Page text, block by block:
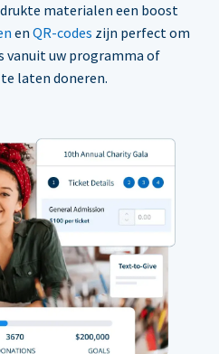
materialen een boost
en QR-codes zijn perfect om
vanuit uw programma of
laten doneren.